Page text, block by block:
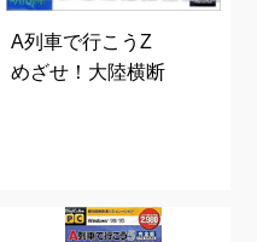
A列車で行こうZ
めざせ！大陸横断